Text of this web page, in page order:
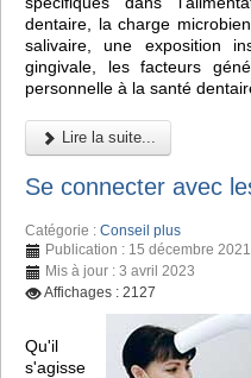
dentaire, la charge
salivaire, une exposition
gingivale, les facteurs
personnelle à la santé
Lire la suite...
Se connecter avec
Catégorie : Conseil plus
Publication : 15 décembre 2021
Mis à jour : 3 avril 2023
Affichages : 2127
Qu'il
s'agisse